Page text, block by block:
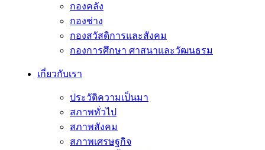
กองคลัง
กองช่าง
กองสวัสดิการและสังคม
กองการศึกษา ศาสนาและวัฒนธรม
เกี่ยวกับเรา
ประวัติความเป็นมา
สภาพทั่วไป
สภาพสังคม
สภาพเศรษฐกิจ